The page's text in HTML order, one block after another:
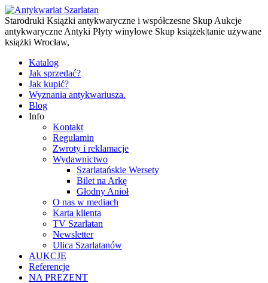
Starodruki Książki antykwaryczne i współczesne Skup Aukcje
antykwaryczne Antyki Płyty winylowe Skup książek|tanie używane
książki Wrocław,
Katalog
Jak sprzedać?
Jak kupić?
Wyznania antykwariusza.
Blog
Info
Kontakt
Regulamin
Zwroty i reklamacje
Wydawnictwo
Szarlatańskie Wersety
Bilet na Arkę
Głodny Anioł
O nas w mediach
Karta klienta
TV Szarlatan
Newsletter
Ulica Szarlatanów
AUKCJE
Referencje
NA PREZENT